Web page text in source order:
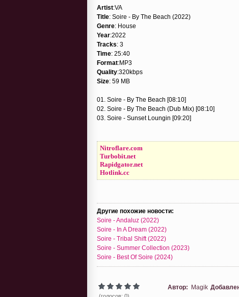
Artist:VA
Title: Soire - By The Beach (2022)
Genre: House
Year:2022
Tracks: 3
Time: 25:40
Format:MP3
Quality:320kbps
Size: 59 MB
01. Soire - By The Beach [08:10]
02. Soire - By The Beach (Dub Mix) [08:10]
03. Soire - Sunset Loungin [09:20]
Nitroflare.com
Turbobit.net
Rapidgator.net
Hotlink.cc
Другие похожие новости:
Soire - Andaluz (2022)
Soire - In A Dream (2022)
Soire - Tribal Shift (2022)
Soire - Summer Collection (2023)
Soire - Best Of Soire (2024)
Автор: Magik